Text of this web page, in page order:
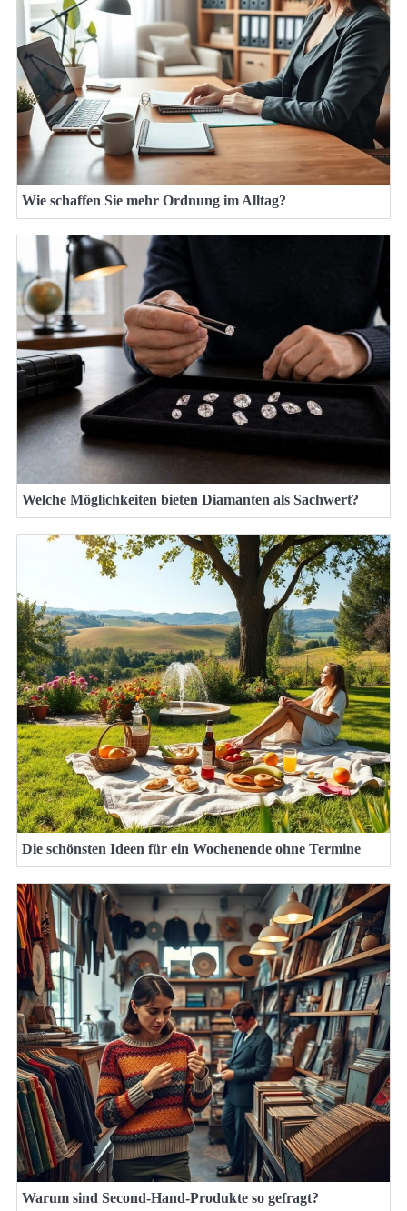
Wie schaffen Sie mehr Ordnung im Alltag?
Welche Möglichkeiten bieten Diamanten als Sachwert?
Die schönsten Ideen für ein Wochenende ohne Termine
Warum sind Second-Hand-Produkte so gefragt?